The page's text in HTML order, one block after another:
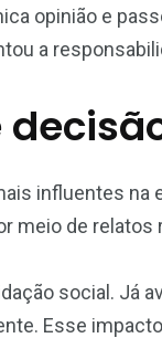
opinião e
a
influentes na
meio de relatos
social. Já
Esse